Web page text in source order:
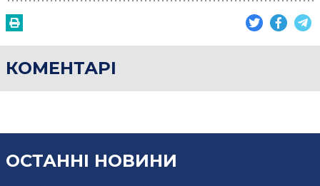
КОМЕНТАРІ
ОСТАННІ НОВИНИ